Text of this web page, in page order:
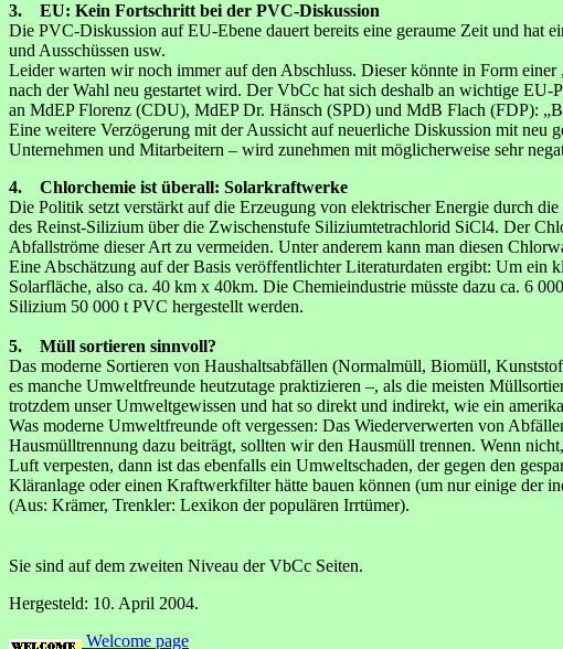
3. EU: Kein Fortschritt bei der PVC-Diskussion
Die PVC-Diskussion auf EU-Ebene dauert bereits eine geraume Zeit und hat
und Ausschüssen usw.
Leider warten wir noch immer auf den Abschluss. Dieser könnte in Form
nach der Wahl neu gestartet wird. Der VbCc hat sich deshalb an wichtige
an MdEP Florenz (CDU), MdEP Dr. Hänsch (SPD) und MdB Flach (FDP):
Eine weitere Verzögerung mit der Aussicht auf neuerliche Diskussion mit neu
Unternehmen und Mitarbeitern – wird zunehmen mit möglicherweise sehr
4. Chlorchemie ist überall: Solarkraftwerke
Die Politik setzt verstärkt auf die Erzeugung von elektrischer Energie durch
des Reinst-Silizium über die Zwischenstufe Siliziumtetrachlorid SiCl4. Der
Abfallströme dieser Art zu vermeiden. Unter anderem kann man diesen
Eine Abschätzung auf der Basis veröffentlichter Literaturdaten ergibt: Um ein
Solarfläche, also ca. 40 km x 40km. Die Chemieindustrie müsste dazu ca. 6
Silizium 50 000 t PVC hergestellt werden.
5. Müll sortieren sinnvoll?
Das moderne Sortieren von Haushaltsabfällen (Normalmüll, Biomüll,
es manche Umweltfreunde heutzutage praktizieren –, als die meisten
trotzdem unser Umweltgewissen und hat so direkt und indirekt, wie ein
Was moderne Umweltfreunde oft vergessen: Das Wiederverwerten von
Hausmülltrennung dazu beiträgt, sollten wir den Hausmüll trennen. Wenn
Luft verpesten, dann ist das ebenfalls ein Umweltschaden, der gegen den
Kläranlage oder einen Kraftwerkfilter hätte bauen können (um nur einige der
(Aus: Krämer, Trenkler: Lexikon der populären Irrtümer).
Sie sind auf dem zweiten Niveau der VbCc Seiten.
Hergesteld: 10. April 2004.
Welcome page